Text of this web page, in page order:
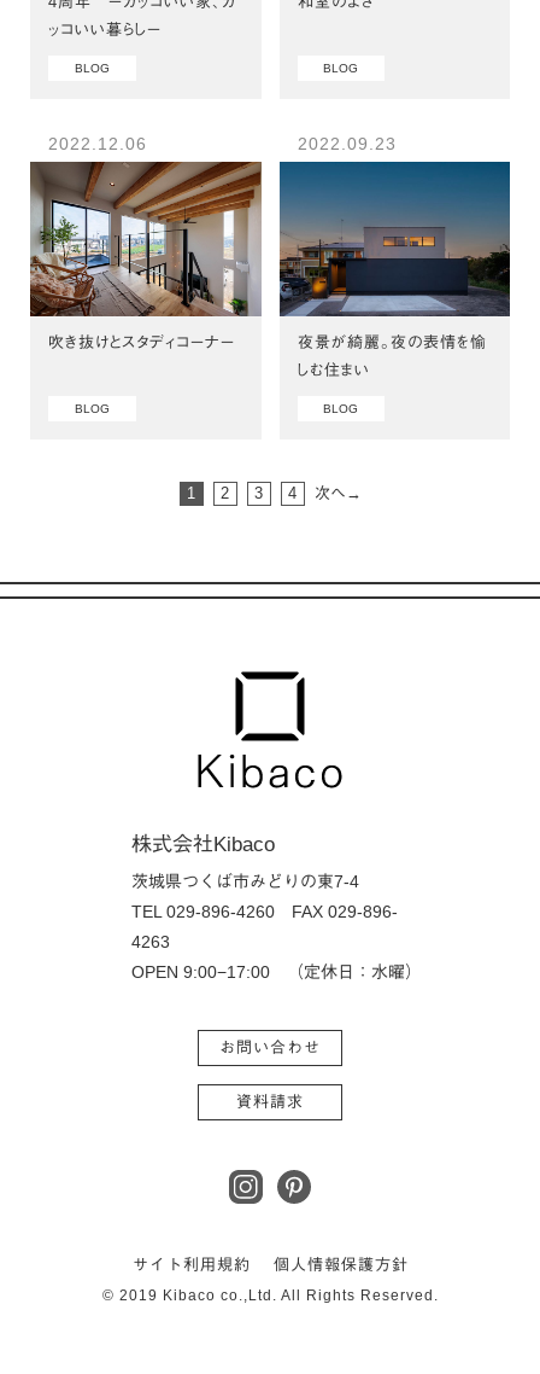
ッコいい暮らしー
BLOG BLOG
2022.12.06
吹き抜けとスタディコーナー
BLOG
2022.09.23
夜景が綺麗。夜の表情を愉
しむ住まい
BLOG
1 2 3 4 次へ→
株式会社Kibaco
茨城県つくば市みどりの東7-4
TEL 029-896-4260 FAX 029-896-
4263
OPEN 9:00−17:00 （定休日：水曜）
お問い合わせ
資料請求
サイト利用規約 個人情報保護方針
© 2019 Kibaco co.,Ltd. All Rights Reserved.